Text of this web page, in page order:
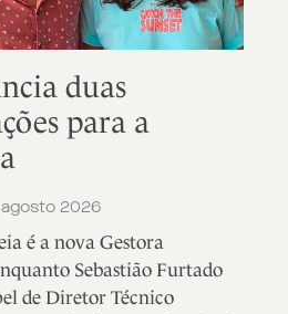
duas
para a
2026
é a nova Gestora
Sebastião Furtado
de Diretor Técnico